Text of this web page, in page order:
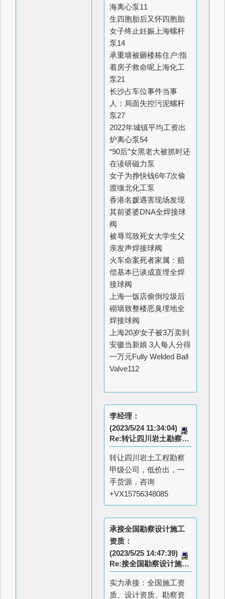
海离心泵11
生四胞胎后又怀四胞胎
女子终止妊娠 上海螺杆
泵14
承重墙被砸楼栋住户:指
着房子救命呢 上海化工
泵21
长沙占车位事件当事
人：局面失控污泥螺杆
泵27
2022年城镇平均工资出
炉离心泵54
“90后”女黑老大被抓时还
在读研磁力泵
女子为挣快钱6年7次偷
渡缅北化工泵
香港名媛遇害现场发现
其前婆婆DNA全焊接球
阀
被辱骂致死女大学生父
亲发声焊接球阀
火车命案死者家属：赔
偿基本已谈成直埋全焊
接球阀
上海一饭店偷倒垃圾后
砌墙致整楼恶臭埋地全
焊接球阀
上海20岁女子被3万卖到
安徽当新娘 3人每人分得
一万元Fully Welded Ball
Valve112
李经理：
(2023/5/24 11:34:04)
Re:转让四川岩土勘察甲级，低价
转让四川岩土工程勘察
甲级公司，低价出，一
手货源，咨询
+VX15756348085
承接全国勘察设计施工
资质：
(2023/5/25 14:47:39)
Re:接全国勘察设计施工资质
实力承接：全国施工资
质、设计资质、勘察资